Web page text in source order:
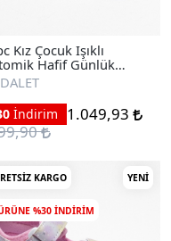
Kız Çocuk Işıklı
Hafif Günlük
İndirim
1.049,93
KARGO YENI
%30 INDIRIM